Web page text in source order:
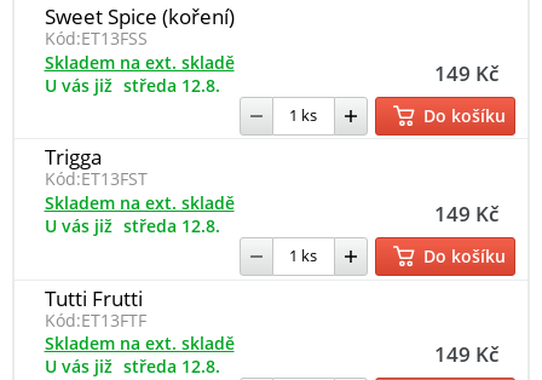
Sweet Spice (koření)
Kód:ET13FSS
149 Kč
Skladem na ext. skladě
U vás již středa 12.8.
Do košíku
Trigga
Kód:ET13FST
149 Kč
Skladem na ext. skladě
U vás již středa 12.8.
Do košíku
Tutti Frutti
Kód:ET13FTF
149 Kč
Skladem na ext. skladě
U vás již středa 12.8.